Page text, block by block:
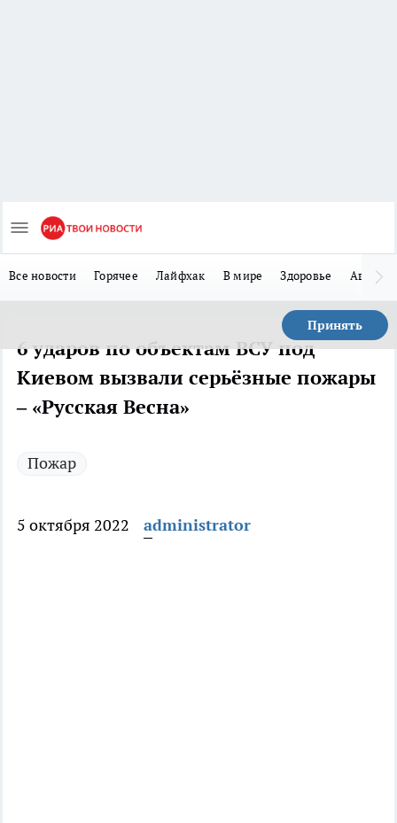
Все новости Горячее Лайфхак В мире Здоровье Авто
Принять
6 ударов по объектам ВСУ под
Киевом вызвали серьёзные пожары
– «Русская Весна»
Пожар
5 октября 2022 administrator